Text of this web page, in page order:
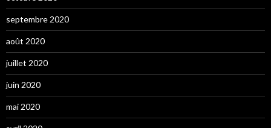
septembre 2020
août 2020
juillet 2020
juin 2020
mai 2020